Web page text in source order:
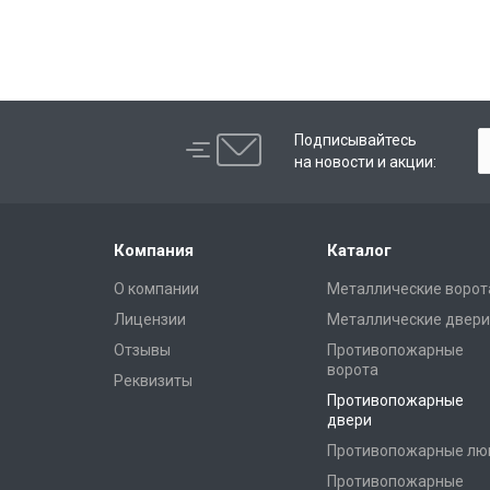
Подписывайтесь
на новости и акции:
Компания
О компании
Лицензии
Отзывы
Реквизиты
Каталог
Металлические
Металлические двери
Противопожарные
ворота
Противопожарные
двери
Противопожарные
Противопожарные